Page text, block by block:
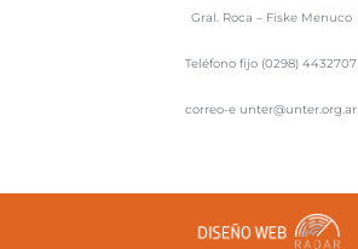
Gral. Roca – Fiske Menuco
Teléfono fijo (0298) 4432707
correo-e unter@unter.org.ar